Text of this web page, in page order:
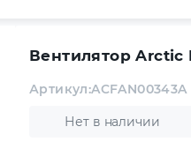
Вентилятор Arctic
Нет в наличии
Артикул:ACFAN00343A